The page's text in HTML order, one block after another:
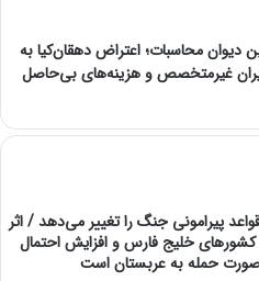
دیوان محاسبات؛ اعتراض دهقان‌کیا به
غیرمتخصص و هزینه‌های بی‌حاصل
پیرامونی جنگ را تغییر می‌دهد / اثر
خلیج فارس و افزایش احتمال
صورت حمله به عربستان است